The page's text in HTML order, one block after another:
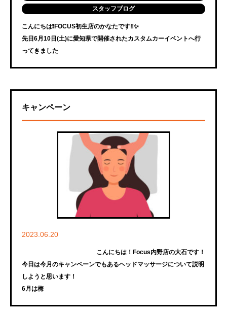
スタッフブログ
こんにちは❗️FOCUS初生店のかなたです‼️✨
先日6月10日(土)に愛知県で開催されたカスタムカーイベントへ行
ってきました
キャンペーン
2023.06.20
こんにちは！Focus内野店の大石です！
今日は今月のキャンペーンでもあるヘッドマッサージについて説明
しようと思います！
6月は梅